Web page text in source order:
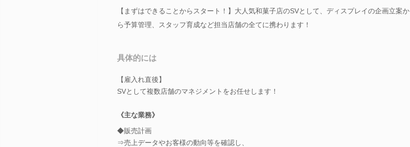
【まずはできることからスタート！】大人気和菓子店のSVとして、ディスプレイの企画立案か
ら予算管理、スタッフ育成など担当店舗の全てに携わります！
具体的には
【雇入れ直後】
SVとして複数店舗のマネジメントをお任せします！
《主な業務》
◆販売計画
⇒売上データやお客様の動向等を確認し、